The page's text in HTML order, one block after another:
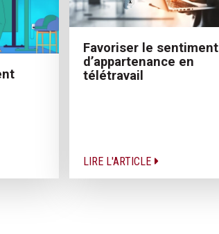
Favoriser le sentiment
d’appartenance en
télétravail
LIRE L'ARTICLE